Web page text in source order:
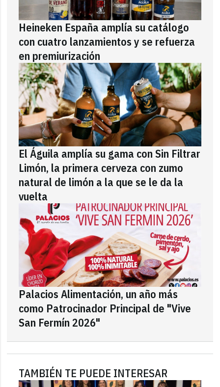
Heineken España amplía su catálogo
con cuatro lanzamientos y se refuerza
en premiurización
El Águila amplía su gama con Sin Filtrar
Limón, la primera cerveza con zumo
natural de limón a la que se le da la
vuelta
Palacios Alimentación, un año más
como Patrocinador Principal de "Vive
San Fermín 2026"
TAMBIÉN TE PUEDE INTERESAR